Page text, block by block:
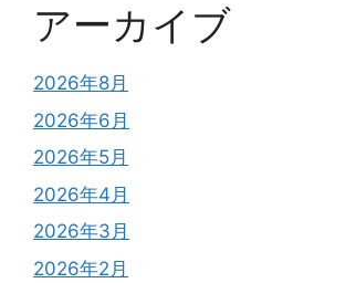
アーカイブ
2026年8月
2026年6月
2026年5月
2026年4月
2026年3月
2026年2月